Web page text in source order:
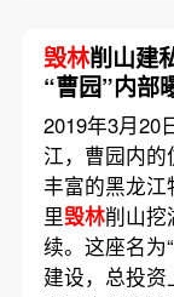
毁林削山建
“曹园”内部
2019年3月20
江，曹园内
丰富的黑龙
里毁林削山挖
续。这座名为
建设，总投